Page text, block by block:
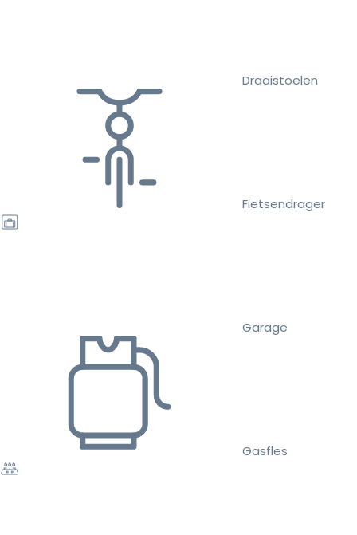
Draaistoelen
Fietsendrager
Garage
Gasfles